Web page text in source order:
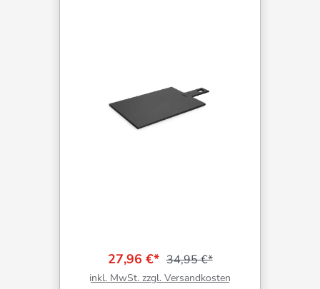
27,96 €* 34,95 €*
inkl. MwSt. zzgl. Versandkosten